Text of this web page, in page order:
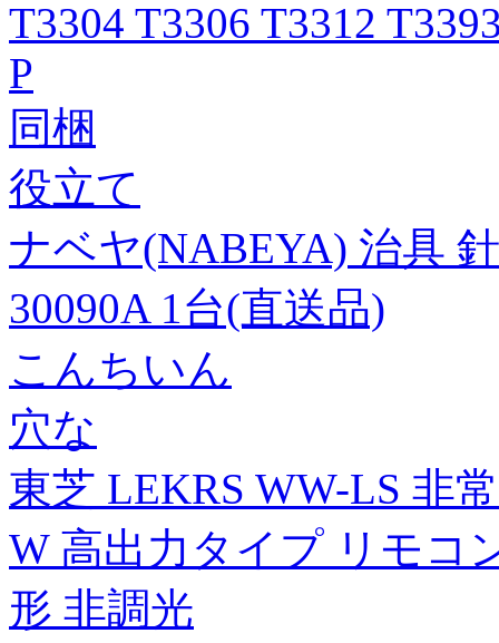
T3304 T3306 T3312
P
同梱
役立て
ナベヤ(NABEYA) 治具
30090A 1台(直送品)
こんちいん
穴な
東芝 LEKRS WW-LS 非
W 高出力タイプ リモコ
形 非調光